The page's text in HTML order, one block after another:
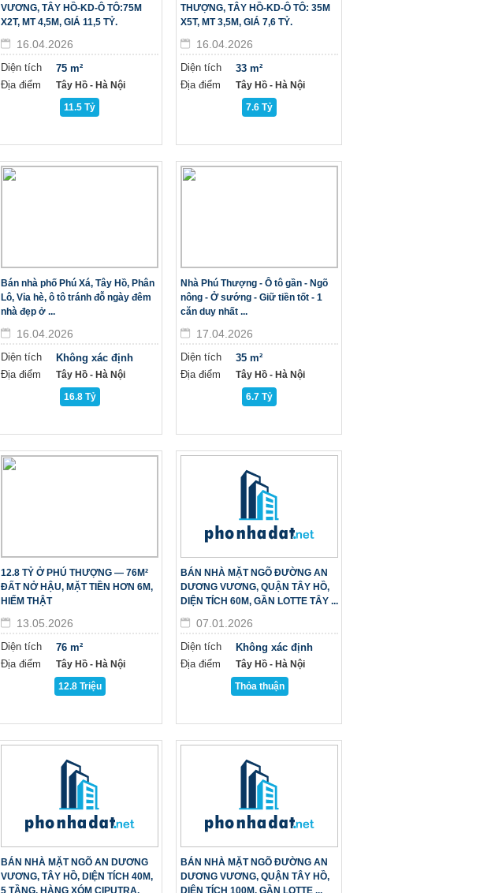
VƯƠNG, TÂY HỒ-KD-Ô TÔ:75M
X2T, MT 4,5M, GIÁ 11,5 TỶ.
16.04.2026
Diện tích
Địa điểm
75 m²
Tây Hồ - Hà Nội
11.5 Tỷ
THƯỢNG, TÂY HỒ-KD-Ô TÔ: 35M
X5T, MT 3,5M, GIÁ 7,6 TỶ.
16.04.2026
Diện tích
Địa điểm
33 m²
Tây Hồ - Hà Nội
7.6 Tỷ
Bán nhà phố Phú Xá, Tây Hồ, Phân
Lô, Vỉa hè, ô tô tránh đỗ ngày đêm
nhà đẹp ở ...
16.04.2026
Diện tích
Địa điểm
Không xác định
Tây Hồ - Hà Nội
16.8 Tỷ
Nhà Phú Thượng - Ô tô gần - Ngõ
nông - Ở sướng - Giữ tiền tốt - 1
căn duy nhất ...
17.04.2026
Diện tích
Địa điểm
35 m²
Tây Hồ - Hà Nội
6.7 Tỷ
12.8 TỶ Ở PHÚ THƯỢNG — 76M²
ĐẤT NỞ HẬU, MẶT TIỀN HƠN 6M,
HIẾM THẬT
13.05.2026
Diện tích
Địa điểm
76 m²
Tây Hồ - Hà Nội
12.8 Triệu
BÁN NHÀ MẶT NGÕ ĐƯỜNG AN
DƯƠNG VƯƠNG, QUẬN TÂY HỒ,
DIỆN TÍCH 60M, GẦN LOTTE TÂY ...
07.01.2026
Diện tích
Địa điểm
Không xác định
Tây Hồ - Hà Nội
Thỏa thuận
BÁN NHÀ MẶT NGÕ AN DƯƠNG
VƯƠNG, TÂY HỒ, DIỆN TÍCH 40M,
5 TẦNG, HÀNG XÓM CIPUTRA.
BÁN NHÀ MẶT NGÕ ĐƯỜNG AN
DƯƠNG VƯƠNG, QUẬN TÂY HỒ,
DIỆN TÍCH 100M, GẦN LOTTE ...